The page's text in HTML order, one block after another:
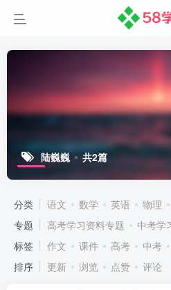
陆巍巍 共2篇
分类 语文 数学 英语 物理
专题
高考学习资料专题
中考学
标签
作文 课件 高考 中考
排序
更新 浏览 点赞 评论